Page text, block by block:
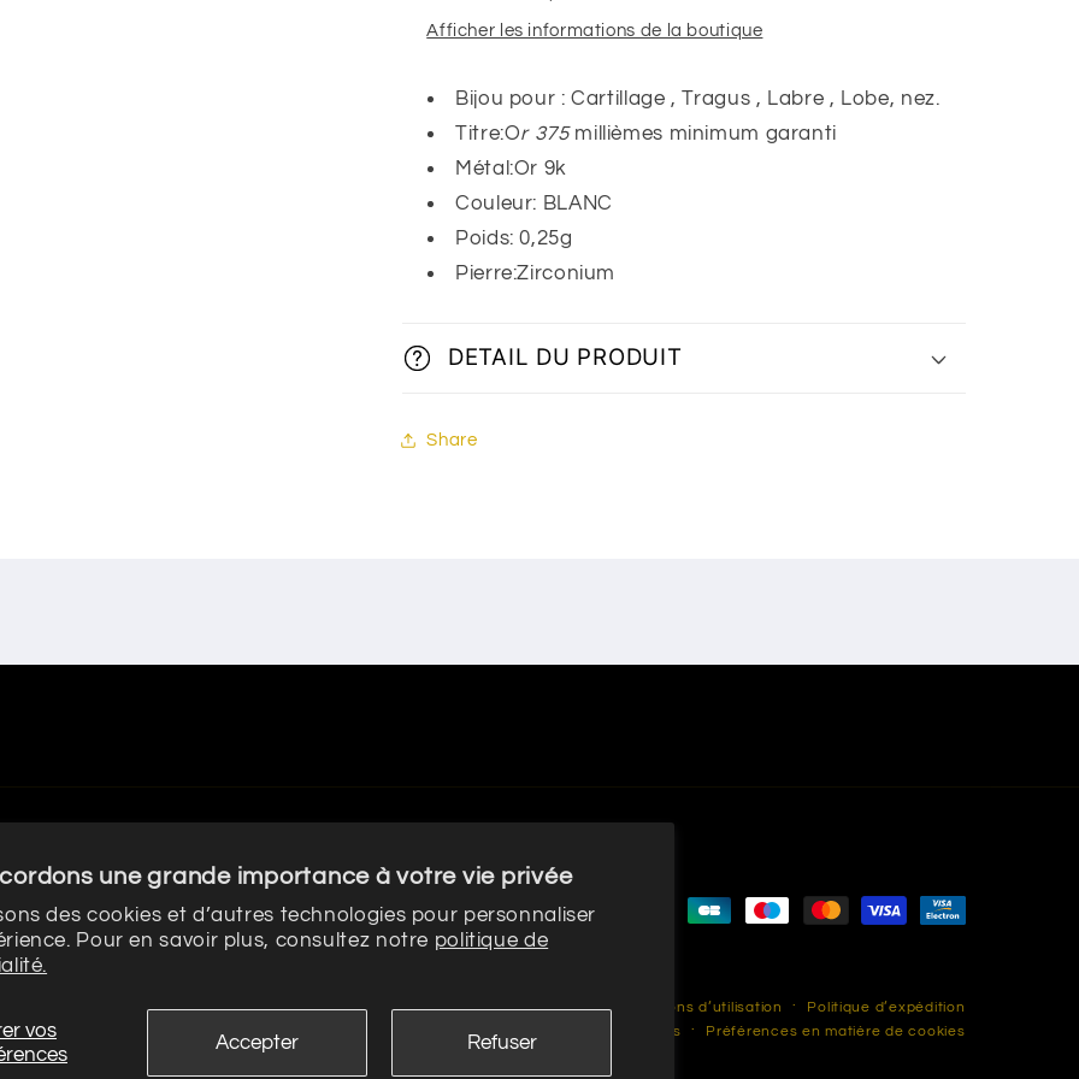
une grande importance à votre vie privée
des cookies et d’autres technologies pour personnaliser
Pour en savoir plus, consultez notre politique de
vos
Accepter Refuser
Afficher les informations de la boutique
Bijou pour : Cartillage , Tragus , Labre , Lobe, nez.
Titre:Or 375millièmes minimum garanti
Métal:Or 9k
Couleur: BLANC
Poids: 0,25g
Pierre:Zirconium
DETAIL DU PRODUIT
Share
Moyens
Politique de confidentialité Politique de remboursement Conditions d’utilisation
Politique d’expédition
Coordonnées Préférences en matière de cookies